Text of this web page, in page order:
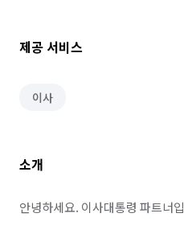
제공 서비스
이사
소개
안녕하세요. 이사대통령 파트너